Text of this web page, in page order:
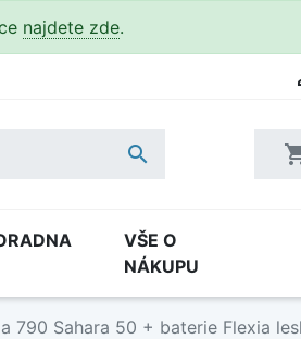
najdete zde.

VŠE O
NÁKUPU
790 Sahara 50 + baterie Flexia